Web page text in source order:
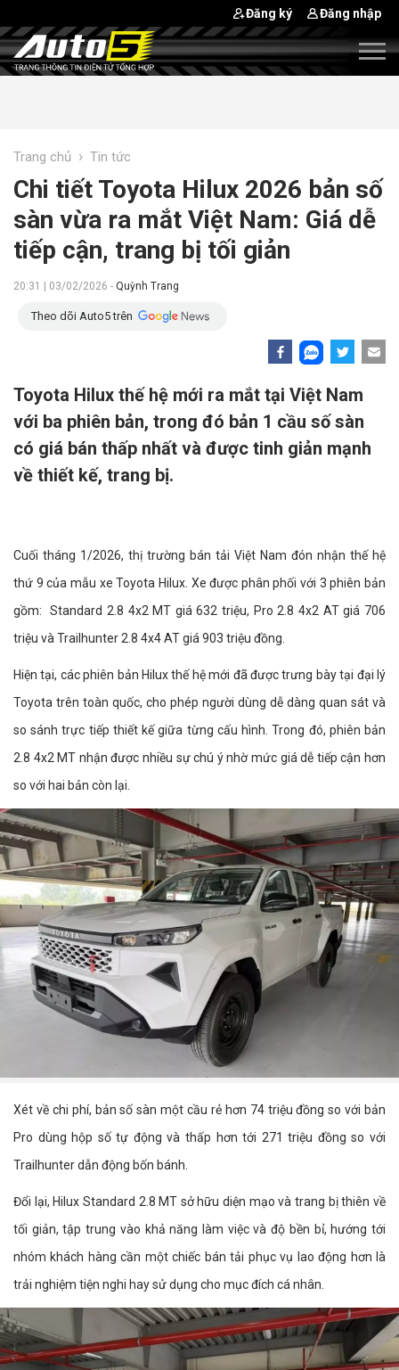
Đăng ký Đăng nhập
Trang chủ › Tin tức
Chi tiết Toyota Hilux 2026 bản số
sàn vừa ra mắt Việt Nam: Giá dễ
tiếp cận, trang bị tối giản
20:31 | 03/02/2026 - Quỳnh Trang
Theo dõi Auto5 trên
Toyota Hilux thế hệ mới ra mắt tại Việt Nam
với ba phiên bản, trong đó bản 1 cầu số sàn
có giá bán thấp nhất và được tinh giản mạnh
về thiết kế, trang bị.
Cuối tháng 1/2026, thị trường bán tải Việt Nam đón nhận thế hệ
thứ 9 của mẫu xe Toyota Hilux. Xe được phân phối với 3 phiên bản
gồm: Standard 2.8 4x2 MT giá 632 triệu, Pro 2.8 4x2 AT giá 706
triệu và Trailhunter 2.8 4x4 AT giá 903 triệu đồng.
Hiện tại, các phiên bản Hilux thế hệ mới đã được trưng bày tại đại lý
Toyota trên toàn quốc, cho phép người dùng dễ dàng quan sát và
so sánh trực tiếp thiết kế giữa từng cấu hình. Trong đó, phiên bản
2.8 4x2 MT nhận được nhiều sự chú ý nhờ mức giá dễ tiếp cận hơn
so với hai bản còn lại.
Xét về chi phí, bản số sàn một cầu rẻ hơn 74 triệu đồng so với bản
Pro dùng hộp số tự động và thấp hơn tới 271 triệu đồng so với
Trailhunter dẫn động bốn bánh.
Đổi lại, Hilux Standard 2.8 MT sở hữu diện mạo và trang bị thiên về
tối giản, tập trung vào khả năng làm việc và độ bền bỉ, hướng tới
nhóm khách hàng cần một chiếc bán tải phục vụ lao động hơn là
trải nghiệm tiện nghi hay sử dụng cho mục đích cá nhân.